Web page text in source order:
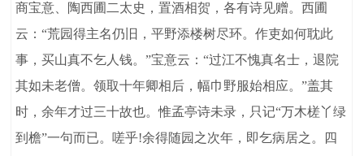
商宝意、陶西圃二太史，置酒相贺，各有诗见赠。西圃
云：“荒园得主名仍旧，平野添楼树尽环。作吏如何耽此
事，买山真不乞人钱。”宝意云：“过江不愧真名士，退院
其如未老僧。领取十年卿相后，幅巾野服始相应。”盖其
时，余年才过三十故也。惟孟亭诗未录，只记“万木槎丫绿
到檐”一句而已。嗟乎!余得随园之次年，即乞病居之。四